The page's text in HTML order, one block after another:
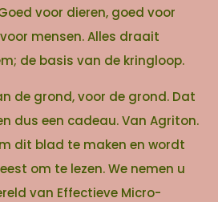
voor dieren, goed voor
mensen. Alles draait
de basis van de kringloop.
de grond, voor de grond. Dat
dus een cadeau. Van Agriton.
dit blad te maken en wordt
om te lezen. We nemen u
van Effectieve Micro-